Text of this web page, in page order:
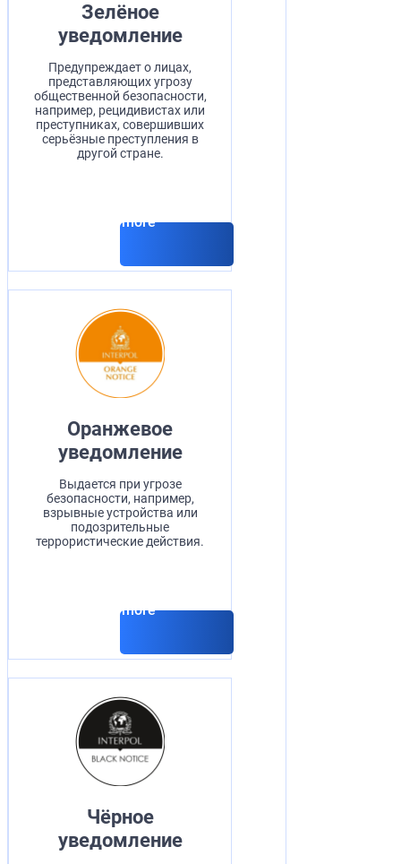
Зелёное
уведомление
Предупреждает о лицах,
представляющих угрозу
общественной безопасности,
например, рецидивистах или
преступниках, совершивших
серьёзные преступления в
другой стране.
Read more
Оранжевое
уведомление
Выдается при угрозе
безопасности, например,
взрывные устройства или
подозрительные
террористические действия.
Read more
Чёрное
уведомление